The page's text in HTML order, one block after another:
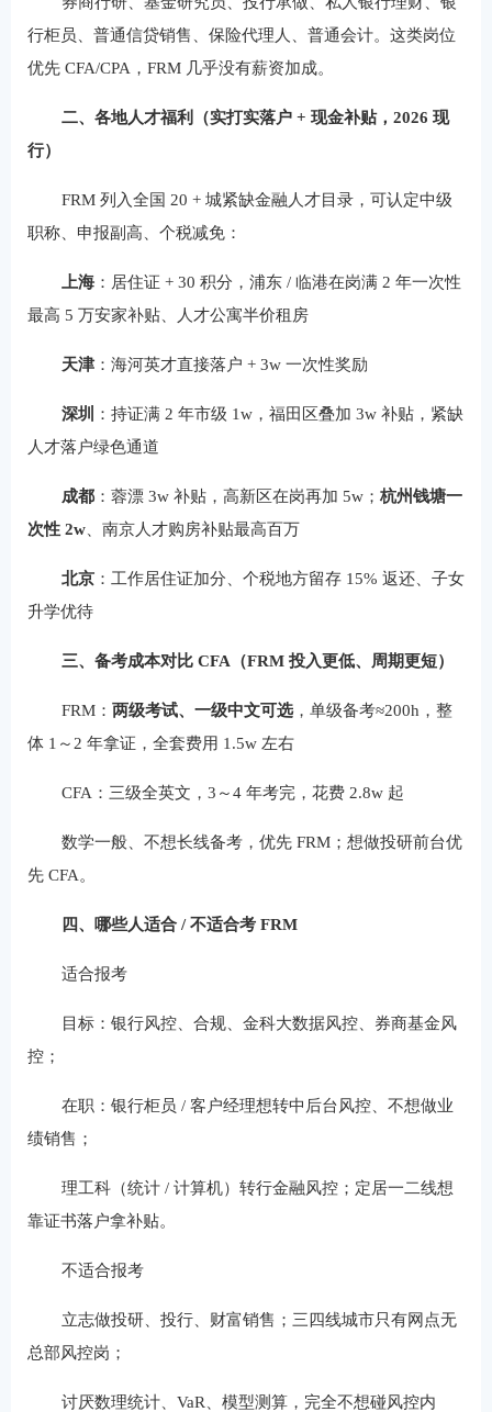
行柜员、普通信贷销售、保险代理人、普通会计。这类岗位
优先 CFA/CPA，FRM 几乎没有薪资加成。
二、各地人才福利（实打实落户 + 现金补贴，2026 现
行）
FRM 列入全国 20 + 城紧缺金融人才目录，可认定中级
职称、申报副高、个税减免：
上海：居住证 + 30 积分，浦东 / 临港在岗满 2 年一次性
最高 5 万安家补贴、人才公寓半价租房
天津：海河英才直接落户 + 3w 一次性奖励
深圳 ：持证满 2 年市级 1w，福田区叠加 3w 补贴，紧缺
人才落户绿色通道
成都：蓉漂 3w 补贴，高新区在岗再加 5w； 杭州钱塘一
次性 2w 、南京人才购房补贴最高百万
北京：工作居住证加分、个税地方留存 15% 返还、子女
升学优待
三、备考成本对比 CFA（FRM 投入更低、周期更短）
FRM： 两级考试、一级中文可选，单级备考≈200h，整
体 1～2 年拿证，全套费用 1.5w 左右
CFA：三级全英文，3～4 年考完，花费 2.8w 起
数学一般、不想长线备考，优先 FRM；想做投研前台优
先 CFA。
四、哪些人适合 / 不适合考 FRM
适合报考
目标：银行风控、合规、金科大数据风控、券商基金风
控；
在职：银行柜员 / 客户经理想转中后台风控、不想做业
绩销售；
理工科（统计 / 计算机）转行金融风控；定居一二线想
靠证书落户拿补贴。
不适合报考
立志做投研、投行、财富销售；三四线城市只有网点无
总部风控岗；
讨厌数理统计、VaR、模型测算，完全不想碰风控内